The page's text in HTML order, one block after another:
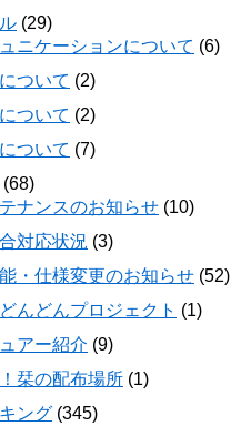
(29)
ニケーションについて (6)
ついて (2)
ついて (2)
ついて (7)
(68)
ナンスのお知らせ (10)
対応状況 (3)
・仕様変更のお知らせ (52)
んどんプロジェクト (1)
アー紹介 (9)
栞の配布場所 (1)
ング (345)